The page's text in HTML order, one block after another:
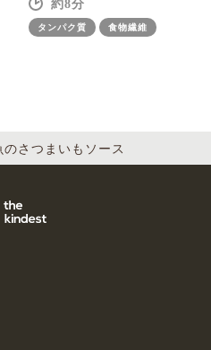
8
タンパク質 食物繊維
のさつまいもソース